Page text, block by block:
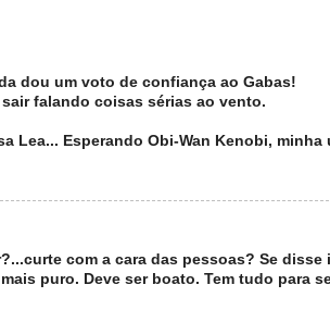
dou um voto de confiança ao Gabas!
falando coisas sérias ao vento.
Lea... Esperando Obi-Wan Kenobi, minha
com a cara das pessoas? Se disse
puro. Deve ser boato. Tem tudo para